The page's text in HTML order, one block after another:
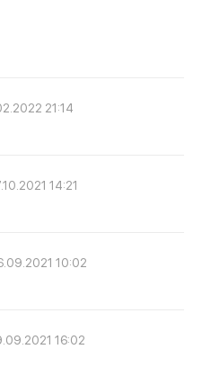
21:14
14:21
10:02
16:02